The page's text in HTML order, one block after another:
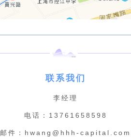
联系我们
李经理
电话：13761658598
邮件：hwang@hhh-capital.com